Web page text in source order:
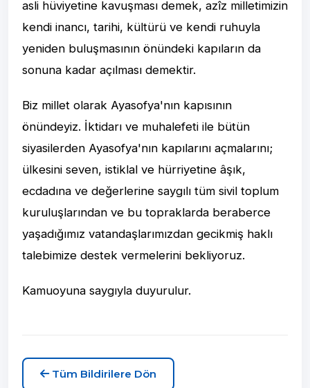
asli hüviyetine kavuşması demek, azîz milletimizin
kendi inancı, tarihi, kültürü ve kendi ruhuyla
yeniden buluşmasının önündeki kapıların da
sonuna kadar açılması demektir.
Biz millet olarak Ayasofya'nın kapısının
önündeyiz. İktidarı ve muhalefeti ile bütün
siyasilerden Ayasofya'nın kapılarını açmalarını;
ülkesini seven, istiklal ve hürriyetine âşık,
ecdadına ve değerlerine saygılı tüm sivil toplum
kuruluşlarından ve bu topraklarda beraberce
yaşadığımız vatandaşlarımızdan gecikmiş haklı
talebimize destek vermelerini bekliyoruz.
Kamuoyuna saygıyla duyurulur.
Tüm Bildirilere Dön